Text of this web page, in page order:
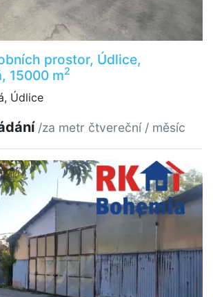
prostor, Údlice,
15000 m2
Údlice
/za metr čtvereční / měsíc